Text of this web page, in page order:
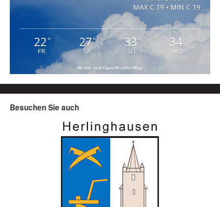
MAX C 19 • MIN C 19
22°
FR
27°
SA
33°
SO
34°
MO
Wetter von OpenWeatherMap
Besuchen Sie auch